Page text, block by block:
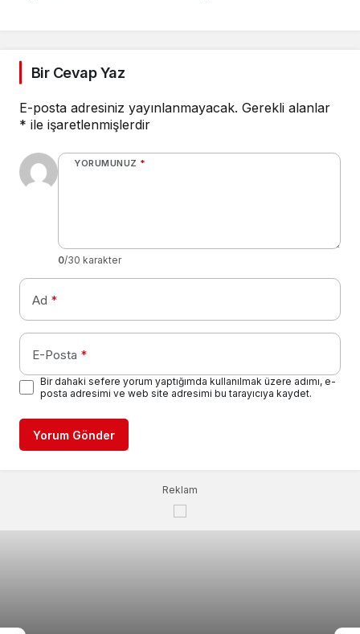
Bir Cevap Yaz
E-posta adresiniz yayınlanmayacak. Gerekli alanlar
* ile işaretlenmişlerdir
YORUMUNUZ *
0/30 karakter
Ad *
E-Posta *
Bir dahaki sefere yorum yaptığımda kullanılmak üzere adımı, e-
posta adresimi ve web site adresimi bu tarayıcıya kaydet.
Yorum Gönder
Reklam